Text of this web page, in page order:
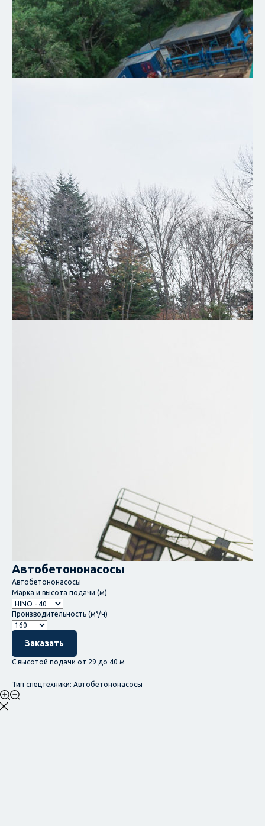
Автобетононасосы
Автобетононасосы
Марка и высота подачи (м)
Производительность (м³/ч)
Заказать
С высотой подачи от 29 до 40 м
Тип спецтехники: Автобетононасосы